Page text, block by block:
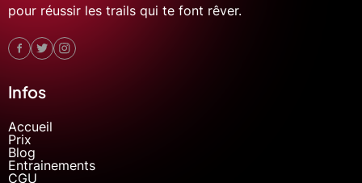
pour réussir les trails qui te font rêver.
Infos
Accueil
Prix
Blog
Entrainements
CGU